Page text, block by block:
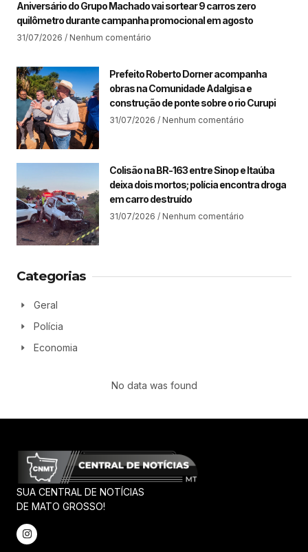
Aniversário do Grupo Machado vai sortear 9 carros zero
quilômetro durante campanha promocional em agosto
31/07/2026 Nenhum comentário
Prefeito Roberto Dorner acompanha
obras na Comunidade Adalgisa e
construção de ponte sobre o rio Curupi
31/07/2026 Nenhum comentário
Colisão na BR-163 entre Sinop e Itaúba
deixa dois mortos; polícia encontra droga
em carro destruído
31/07/2026 Nenhum comentário
Categorias
Geral
Polícia
Economia
No data was found
SUA CENTRAL DE NOTÍCIAS
DE MATO GROSSO!